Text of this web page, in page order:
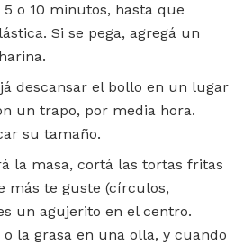
o 10 minutos, hasta que
Si se pega, agregá un
descansar el bollo en un lugar
un trapo, por media hora.
su tamaño.
la masa, cortá las tortas fritas
más te guste (círculos,
un agujerito en el centro.
la grasa en una olla, y cuando